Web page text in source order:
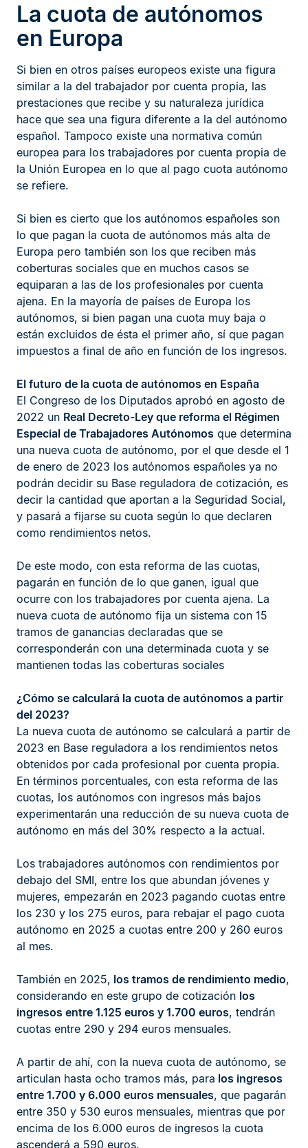
La cuota de autónomos
en Europa
Si bien en otros países europeos existe una figura
similar a la del trabajador por cuenta propia, las
prestaciones que recibe y su naturaleza jurídica
hace que sea una figura diferente a la del autónomo
español. Tampoco existe una normativa común
europea para los trabajadores por cuenta propia de
la Unión Europea en lo que al pago cuota autónomo
se refiere.
Si bien es cierto que los autónomos españoles son
lo que pagan la cuota de autónomos más alta de
Europa pero también son los que reciben más
coberturas sociales que en muchos casos se
equiparan a las de los profesionales por cuenta
ajena. En la mayoría de países de Europa los
autónomos, si bien pagan una cuota muy baja o
están excluidos de ésta el primer año, sí que pagan
impuestos a final de año en función de los ingresos.
El futuro de la cuota de autónomos en España
El Congreso de los Diputados aprobó en agosto de
2022 un Real Decreto-Ley que reforma el Régimen
Especial de Trabajadores Autónomos que determina
una nueva cuota de autónomo, por el que desde el 1
de enero de 2023 los autónomos españoles ya no
podrán decidir su Base reguladora de cotización, es
decir la cantidad que aportan a la Seguridad Social,
y pasará a fijarse su cuota según lo que declaren
como rendimientos netos.
De este modo, con esta reforma de las cuotas,
pagarán en función de lo que ganen, igual que
ocurre con los trabajadores por cuenta ajena. La
nueva cuota de autónomo fija un sistema con 15
tramos de ganancias declaradas que se
corresponderán con una determinada cuota y se
mantienen todas las coberturas sociales
¿Cómo se calculará la cuota de autónomos a partir
del 2023?
La nueva cuota de autónomo se calculará a partir de
2023 en Base reguladora a los rendimientos netos
obtenidos por cada profesional por cuenta propia.
En términos porcentuales, con esta reforma de las
cuotas, los autónomos con ingresos más bajos
experimentarán una reducción de su nueva cuota de
autónomo en más del 30% respecto a la actual.
Los trabajadores autónomos con rendimientos por
debajo del SMI, entre los que abundan jóvenes y
mujeres, empezarán en 2023 pagando cuotas entre
los 230 y los 275 euros, para rebajar el pago cuota
autónomo en 2025 a cuotas entre 200 y 260 euros
al mes.
También en 2025, los tramos de rendimiento medio,
considerando en este grupo de cotización los
ingresos entre 1.125 euros y 1.700 euros, tendrán
cuotas entre 290 y 294 euros mensuales.
A partir de ahí, con la nueva cuota de autónomo, se
articulan hasta ocho tramos más, para los ingresos
entre 1.700 y 6.000 euros mensuales, que pagarán
entre 350 y 530 euros mensuales, mientras que por
encima de los 6.000 euros de ingresos la cuota
ascenderá a 590 euros.